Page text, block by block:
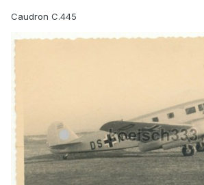
Caudron C.445